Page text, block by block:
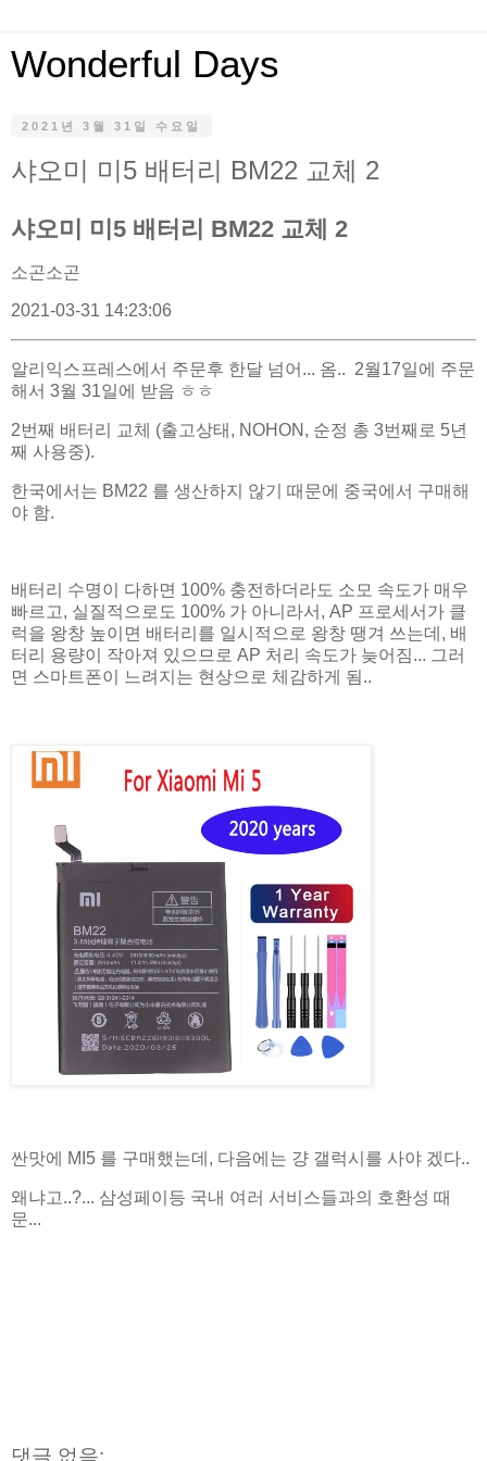
Wonderful Days
2021년 3월 31일 수요일
샤오미 미5 배터리 BM22 교체 2
샤오미 미5 배터리 BM22 교체 2
소곤소곤
2021-03-31 14:23:06
알리익스프레스에서 주문후 한달 넘어... 옴.. 2월17일에 주문
해서 3월 31일에 받음 ㅎㅎ
2번째 배터리 교체 (출고상태, NOHON, 순정 총 3번째로 5년
째 사용중).
한국에서는 BM22 를 생산하지 않기 때문에 중국에서 구매해
야 함.
배터리 수명이 다하면 100% 충전하더라도 소모 속도가 매우
빠르고, 실질적으로도 100% 가 아니라서, AP 프로세서가 클
럭을 왕창 높이면 배터리를 일시적으로 왕창 땡겨 쓰는데, 배
터리 용량이 작아져 있으므로 AP 처리 속도가 늦어짐... 그러
면 스마트폰이 느려지는 현상으로 체감하게 됨..
싼맛에 MI5 를 구매했는데, 다음에는 걍 갤럭시를 사야 겠다..
왜냐고..?... 삼성페이등 국내 여러 서비스들과의 호환성 때
문...
댓글 없음: